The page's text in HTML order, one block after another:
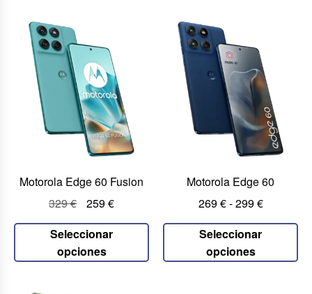
Motorola Edge 60 Fusion
329€ 259€
Seleccionar
opciones
Motorola Edge 60
269€-299€
Seleccionar
opciones